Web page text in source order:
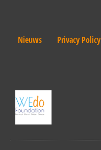
Nieuws Privacy Policy